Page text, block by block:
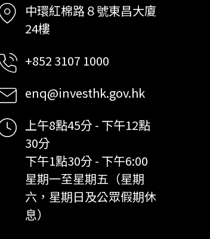
中環紅棉路８號東昌大廈
24樓
+852 3107 1000
enq@investhk.gov.hk
上午8點45分 - 下午12點
30分
下午1點30分 - 下午6:00
星期一至星期五（星期
六，星期日及公眾假期休
息）